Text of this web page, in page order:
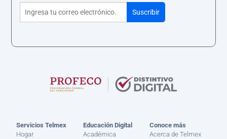
Servicios Telmex
Hogar
Educación Digital
Académica
Conoce más
Acerca de Telmex